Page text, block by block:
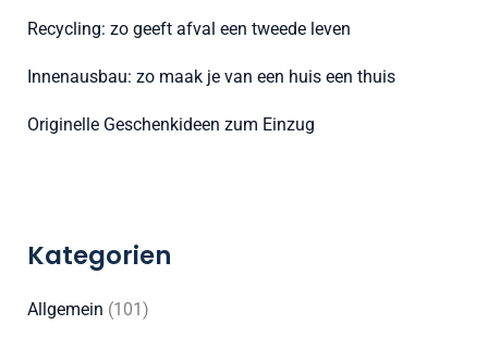
:Recycling: zo geeft afval een tweede leven
Innenausbau: zo maak je van een huis een thuis
Originelle Geschenkideen zum Einzug
Kategorien
Allgemein (101)